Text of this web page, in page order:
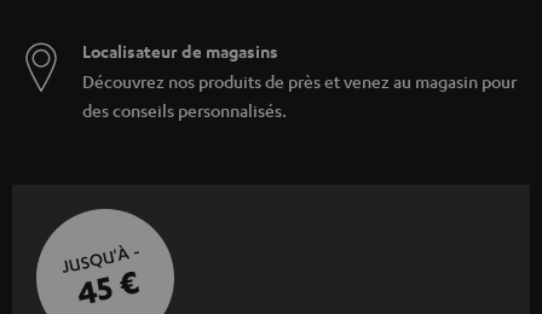
Localisateur de magasins
Découvrez nos produits de près et venez au magasin pour
des conseils personnalisés.
JUSQU'À -
45 €